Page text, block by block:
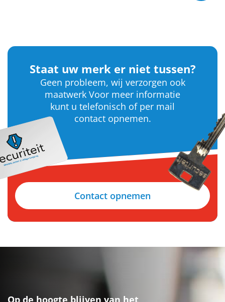
Staat uw merk er niet tussen?
Geen probleem, wij verzorgen ook
maatwerk Voor meer informatie
kunt u telefonisch of per mail
contact opnemen.
Contact opnemen
Op de hoogte blijven van het